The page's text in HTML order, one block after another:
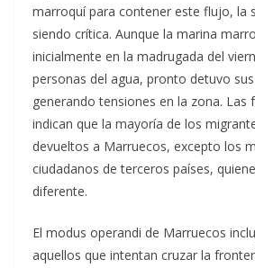
marroquí para contener este flujo, la
siendo crítica. Aunque la marina
inicialmente en la madrugada del
personas del agua, pronto detuvo
generando tensiones en la zona. Las
indican que la mayoría de los
devueltos a Marruecos, excepto los
ciudadanos de terceros países,
diferente.
El modus operandi de Marruecos
aquellos que intentan cruzar la